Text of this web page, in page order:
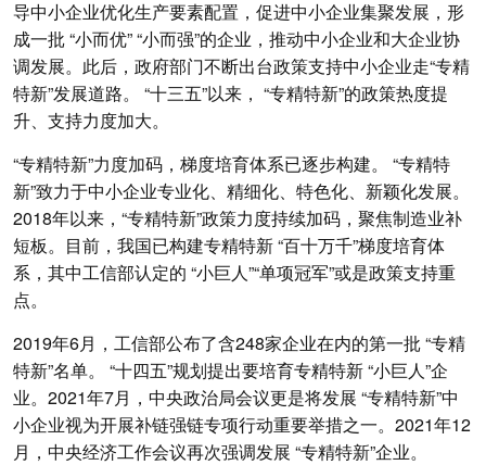
导中小企业优化生产要素配置，促进中小企业集聚发展，形
成一批 “小而优” “小而强”的企业，推动中小企业和大企业协
调发展。此后，政府部门不断出台政策支持中小企业走“专精
特新”发展道路。 “十三五”以来， “专精特新”的政策热度提
升、支持力度加大。
“专精特新”力度加码，梯度培育体系已逐步构建。 “专精特
新”致力于中小企业专业化、精细化、特色化、新颖化发展。
2018年以来，“专精特新”政策力度持续加码，聚焦制造业补
短板。目前，我国已构建专精特新 “百十万千”梯度培育体
系，其中工信部认定的 “小巨人”“单项冠军”或是政策支持重
点。
2019年6月，工信部公布了含248家企业在内的第一批 “专精
特新”名单。 “十四五”规划提出要培育专精特新 “小巨人”企
业。2021年7月，中央政治局会议更是将发展 “专精特新”中
小企业视为开展补链强链专项行动重要举措之一。2021年12
月，中央经济工作会议再次强调发展 “专精特新”企业。